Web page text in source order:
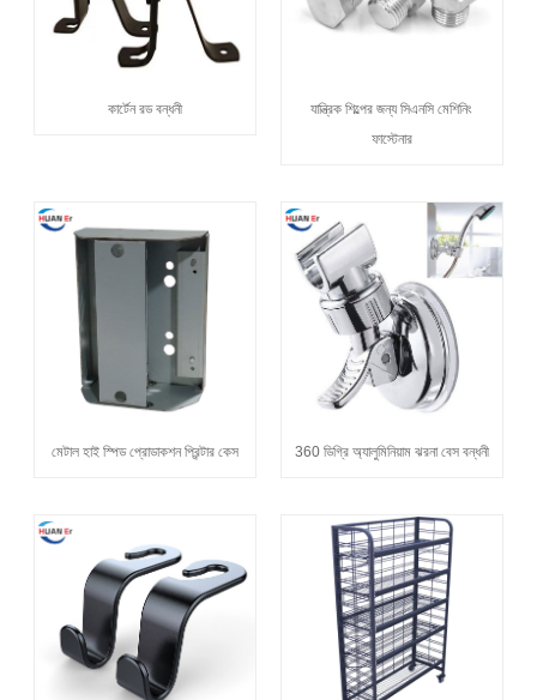
কার্টেন রড বন্ধনী
যান্ত্রিক শিল্পের জন্য সিএনসি মেশিনিং
ফাস্টেনার
মেটাল হাই স্পিড প্রোডাকশন প্রিন্টার কেস 360 ডিগ্রি অ্যালুমিনিয়াম ঝরনা বেস বন্ধনী